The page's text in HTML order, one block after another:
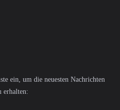
ein, um die neuesten Nachrichten
erhalten: